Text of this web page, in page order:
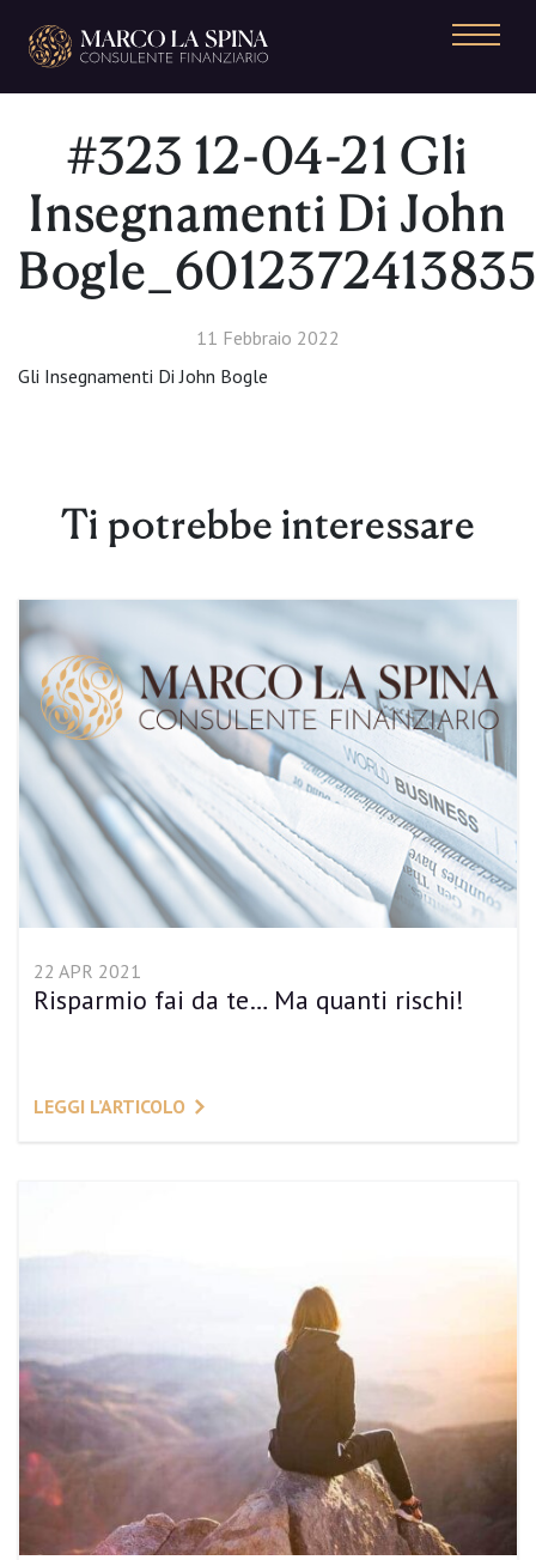
Navigazione principale
#323 12-04-21 Gli
Insegnamenti Di John
11 Febbraio 2022
Gli Insegnamenti Di John Bogle
Ti potrebbe interessare
22 APR 2021
Risparmio fai da te… Ma quanti rischi!
LEGGI L’ARTICOLO